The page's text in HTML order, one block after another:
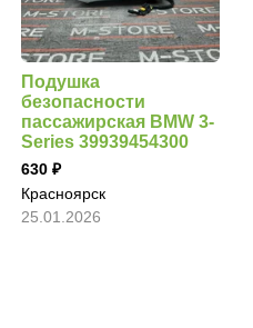
Подушка
безопасности
пассажирская BMW 3-
Series 39939454300
630
Красноярск
25.01.2026